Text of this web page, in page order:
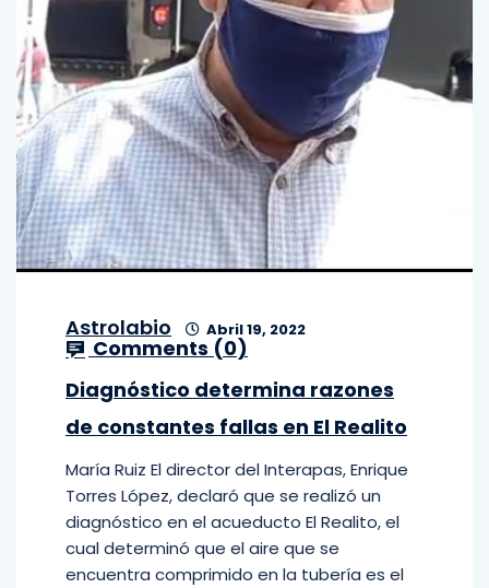
Astrolabio Abril 19, 2022
Comments (0)
Diagnóstico determina razones
de constantes fallas en El Realito
María Ruiz El director del Interapas, Enrique
Torres López, declaró que se realizó un
diagnóstico en el acueducto El Realito, el
cual determinó que el aire que se
encuentra comprimido en la tubería es el